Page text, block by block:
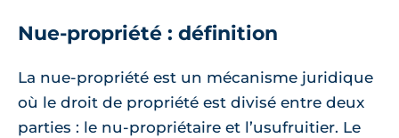
Nue-propriété : définition
La nue-propriété est un mécanisme juridique
où le droit de propriété est divisé entre deux
parties : le nu-propriétaire et l’usufruitier. Le